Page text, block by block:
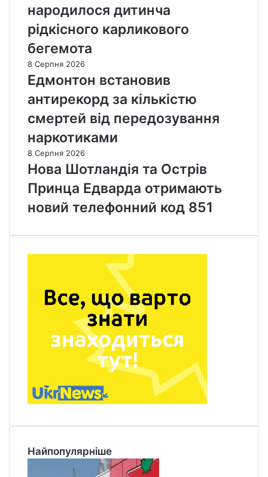
народилося дитинча
рідкісного карликового
бегемота
8 Серпня 2026
Едмонтон встановив
антирекорд за кількістю
смертей від передозування
наркотиками
8 Серпня 2026
Нова Шотландія та Острів
Принца Едварда отримають
новий телефонний код 851
Найпопулярніше